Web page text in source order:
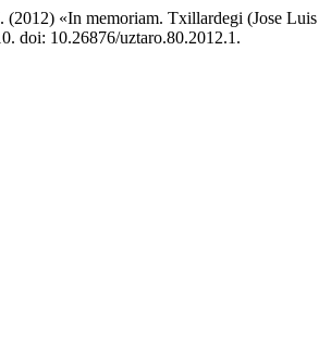
(2012) «In memoriam. Txillardegi (Jose
doi: 10.26876/uztaro.80.2012.1.